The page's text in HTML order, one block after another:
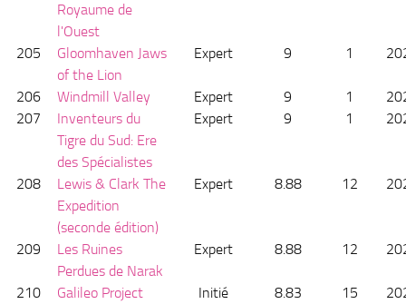
Royaume de
l'Ouest
205
Gloomhaven Jaws
of the Lion
Expert 9 1
206 Windmill Valley Expert 9 1
207
Inventeurs du
Tigre du Sud: Ere
des Spécialistes
Expert 9 1
208
Lewis & Clark The
Expedition
(seconde édition)
Expert 8.88 12
209
Les Ruines
Perdues de Narak
Expert 8.88 12
210 Galileo Project Initié 8.83 15